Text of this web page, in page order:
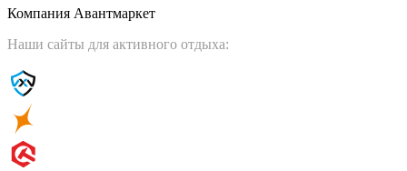
Компания Авантмаркет
Наши сайты для активного отдыха: